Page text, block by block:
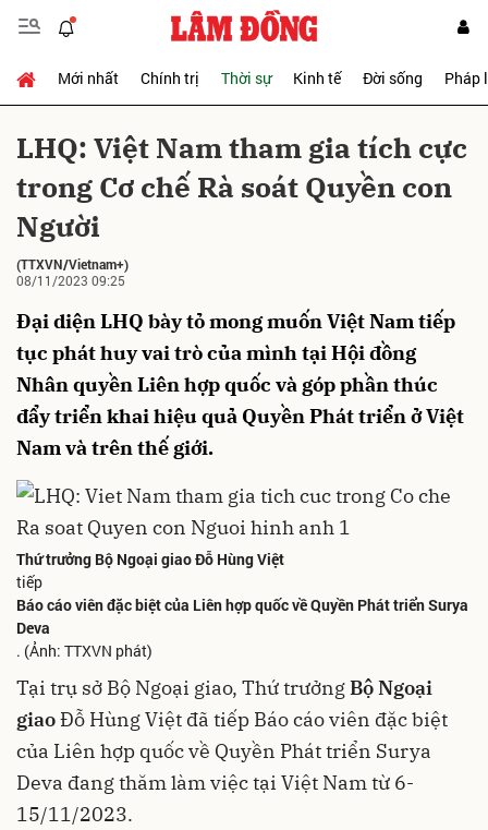
Mới nhất Chính trị Thời sự Kinh tế Đời sống Pháp
LHQ: Việt Nam tham gia tích cực
trong Cơ chế Rà soát Quyền con
Người
(TTXVN/Vietnam+)
08/11/2023 09:25
Đại diện LHQ bày tỏ mong muốn Việt Nam tiếp
tục phát huy vai trò của mình tại Hội đồng
Nhân quyền Liên hợp quốc và góp phần thúc
đẩy triển khai hiệu quả Quyền Phát triển ở Việt
Nam và trên thế giới.
Thứ trưởng Bộ Ngoại giao Đỗ Hùng Việt
tiếp
Báo cáo viên đặc biệt của Liên hợp quốc về Quyền Phát triển Surya
Deva
. (Ảnh: TTXVN phát)
Tại trụ sở Bộ Ngoại giao, Thứ trưởngBộ Ngoại
giaoĐỗ Hùng Việt đã tiếp Báo cáo viên đặc biệt
của Liên hợp quốc về Quyền Phát triển Surya
Deva đang thăm làm việc tại Việt Nam từ 6-
15/11/2023.
Gửi bình luận
Hủy Gửi